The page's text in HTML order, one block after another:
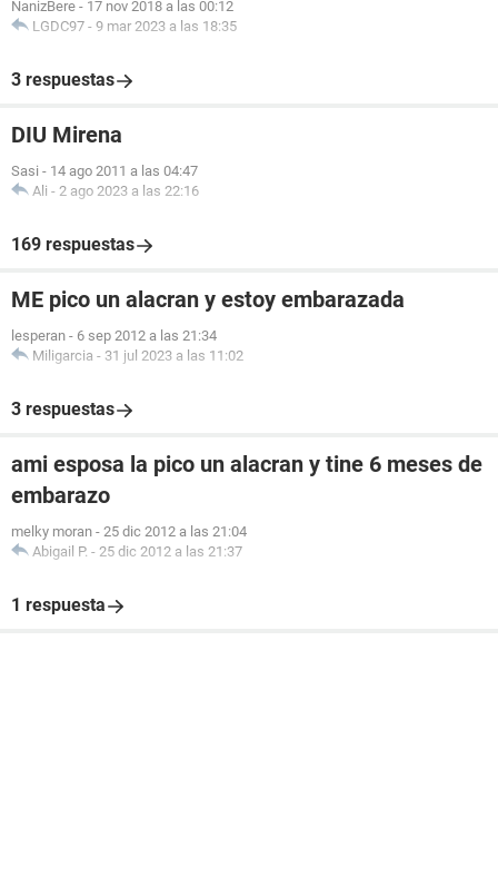
NanizBere - 17 nov 2018 a las 00:12
LGDC97 - 9 mar 2023 a las 18:35
3 respuestas
DIU Mirena
Sasi - 14 ago 2011 a las 04:47
Ali - 2 ago 2023 a las 22:16
169 respuestas
ME pico un alacran y estoy embarazada
lesperan - 6 sep 2012 a las 21:34
Miligarcia - 31 jul 2023 a las 11:02
3 respuestas
ami esposa la pico un alacran y tine 6 meses de
embarazo
melky moran - 25 dic 2012 a las 21:04
Abigail P. - 25 dic 2012 a las 21:37
1 respuesta